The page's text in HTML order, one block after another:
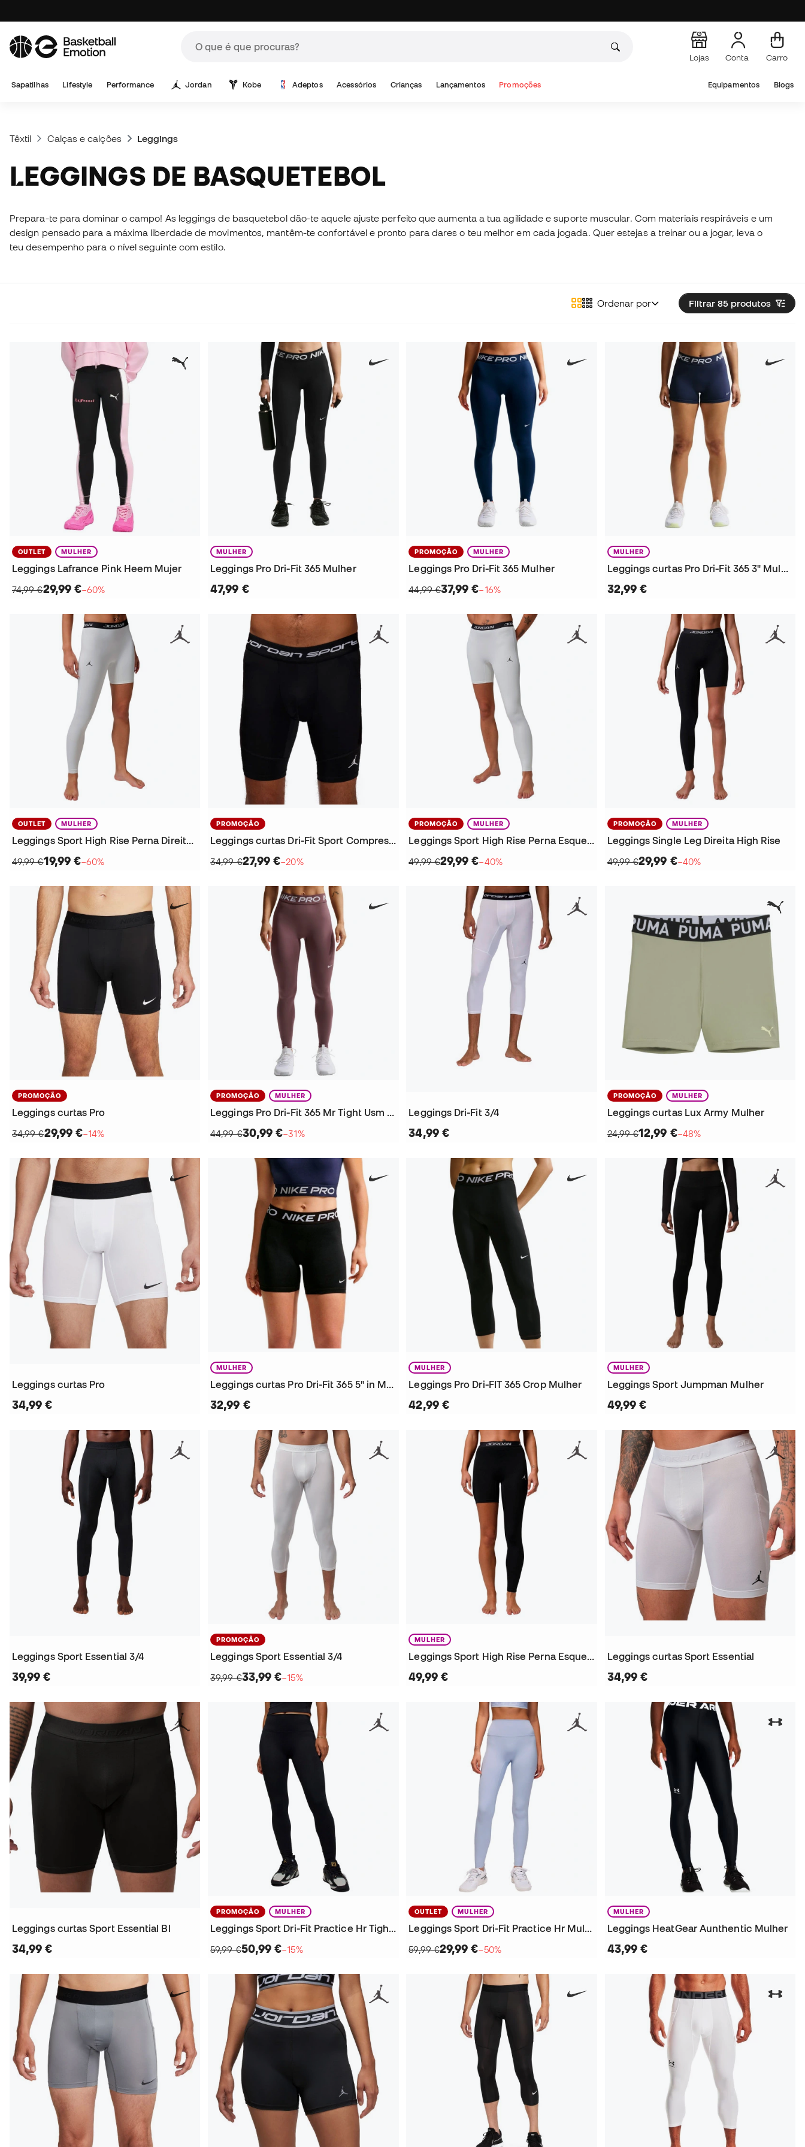
Lojas Conta Carro
Sapatilhas Lifestyle Performance Jordan Kobe Adeptos Acessórios Crianças Lançamentos Promoções Equipamentos Blogs
Têxtil Calças e calções Leggings
LEGGINGS DE BASQUETEBOL
Prepara-te para dominar o campo! As leggings de basquetebol dão-te aquele ajuste perfeito que aumenta a tua agilidade e suporte muscular. Com materiais respiráveis e um
design pensado para a máxima liberdade de movimentos, mantêm-te confortável e pronto para dares o teu melhor em cada jogada. Quer estejas a treinar ou a jogar, leva o
teu desempenho para o nível seguinte com estilo.
Filtrar 85 produtos
Ordenar por
OUTLET MULHER
Leggings Lafrance Pink Heem Mujer
74,99 €29,99 €−60%
MULHER
Leggings Pro Dri-Fit 365 Mulher
47,99 €
PROMOÇÃO MULHER
Leggings Pro Dri-Fit 365 Mulher
44,99 €37,99 €−16%
MULHER
Leggings curtas Pro Dri-Fit 365 3" Mulher
32,99 €
OUTLET MULHER
Leggings Sport High Rise Perna Direita Mulher
49,99 €19,99 €−60%
PROMOÇÃO
Leggings curtas Dri-Fit Sport Compression
34,99 €27,99 €−20%
PROMOÇÃO MULHER
Leggings Sport High Rise Perna Esquerda Mulher
49,99 €29,99 €−40%
PROMOÇÃO MULHER
Leggings Single Leg Direita High Rise
49,99 €29,99 €−40%
PROMOÇÃO
Leggings curtas Pro
34,99 €29,99 €−14%
PROMOÇÃO MULHER
Leggings Pro Dri-Fit 365 Mr Tight Usm Mulher
44,99 €30,99 €−31%
Leggings Dri-Fit 3/4
34,99 €
PROMOÇÃO MULHER
Leggings curtas Lux Army Mulher
24,99 €12,99 €−48%
Leggings curtas Pro
34,99 €
MULHER
Leggings curtas Pro Dri-Fit 365 5" in Mulher
32,99 €
MULHER
Leggings Pro Dri-FIT 365 Crop Mulher
42,99 €
MULHER
Leggings Sport Jumpman Mulher
49,99 €
Leggings Sport Essential 3/4
39,99 €
PROMOÇÃO
Leggings Sport Essential 3/4
39,99 €33,99 €−15%
MULHER
Leggings Sport High Rise Perna Esquerda Mulher
49,99 €
Leggings curtas Sport Essential
34,99 €
Leggings curtas Sport Essential Bl
34,99 €
PROMOÇÃO MULHER
Leggings Sport Dri-Fit Practice Hr Tight Mulher
59,99 €50,99 €−15%
OUTLET MULHER
Leggings Sport Dri-Fit Practice Hr Mulher
59,99 €29,99 €−50%
MULHER
Leggings HeatGear Aunthentic Mulher
43,99 €